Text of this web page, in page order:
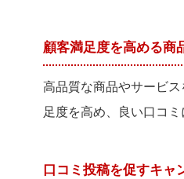
顧客満足度を高める商
高品質な商品やサービ
足度を高め、良い口コミ
口コミ投稿を促すキャ